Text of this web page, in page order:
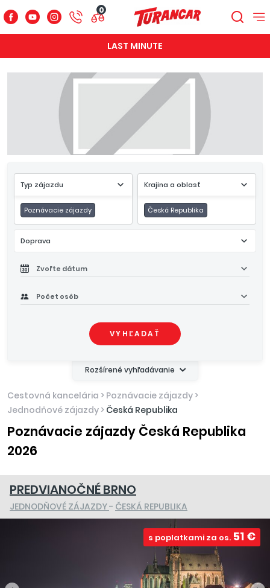
0
LAST MINUTE
Rozšírené vyhľadávanie
Typ zájazdu
Poznávacie zájazdy
Krajina a oblasť
Česká Republika
Doprava
Zvoľte dátum
Počet osôb
VYHĽADAŤ
Cestovná kancelária > Poznávacie zájazdy >
Jednodňové zájazdy > Česká Republika
Poznávacie zájazdy Česká Republika
2026
PREDVIANOČNÉ BRNO
JEDNODŇOVÉ ZÁJAZDY- ČESKÁ REPUBLIKA
s poplatkami za os. 51 €